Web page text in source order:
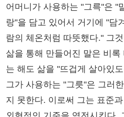
어머니가 사용하는 "그륵"은 "
랑"을 담고 있어서 거기에 "담
람의 체온처럼 따뜻했다." 그
삶을 통해 만들어진 말은 비록
는 해도 삶을 "뜨겁게 살아있
그가 사용하는 "그릇"은 그러
지 못한다. 이로써 그는 표준